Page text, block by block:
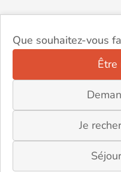
Que souhaitez-vous
Être
Je